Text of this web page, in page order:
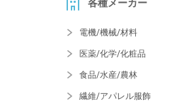
各種メーカー
電機/機械/材料
医薬/化学/化粧品
食品/水産/農林
繊維/アパレル服飾